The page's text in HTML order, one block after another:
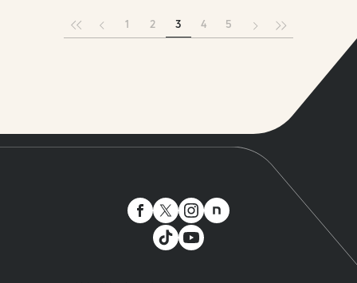
1 2 3 4 5